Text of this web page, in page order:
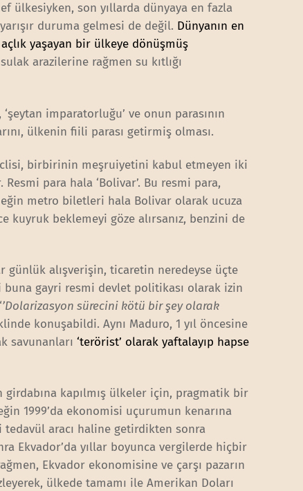
ülkesiyken, son yıllarda dünyaya en fazla
duruma gelmesi de değil. Dünyanın en
yaşayan bir ülkeye dönüşmüş
arazilerine rağmen su kıtlığı
imparatorluğu’ ve onun parasının
ülkenin fiili parası getirmiş olması.
birbirinin meşruiyetini kabul etmeyen iki
para hala ‘Bolivar’. Bu resmi para,
metro biletleri hala Bolivar olarak ucuza
kuyruk beklemeyi göze alırsanız, benzini de
günlük alışverişin, ticaretin neredeyse üçte
buna gayri resmi devlet politikası olarak izin
’Dolarizasyon sürecini kötü bir şey olarak
konuşabildi. Aynı Maduro, 1 yıl öncesine
savunanları‘terörist’ olarak yaftalayıp hapse
kapılmış ülkeler için, pragmatik bir
1999’da ekonomisi uçurumun kenarına
tedavül aracı haline getirdikten sonra
Ekvador’da yıllar boyunca vergilerde hiçbir
Ekvador ekonomisine ve çarşı pazarın
ülkede tamamı ile Amerikan Doları